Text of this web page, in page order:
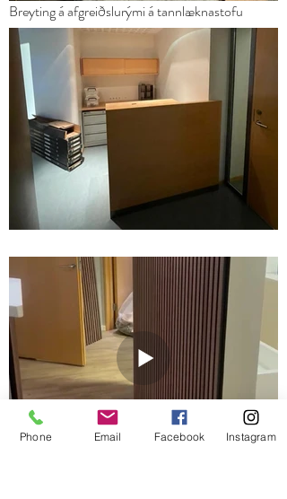
Breyting á afgreiðslurými á tannlæknastofu
Phone Email Facebook Instagram